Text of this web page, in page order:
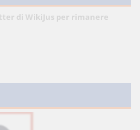
di WikiJus per rimanere